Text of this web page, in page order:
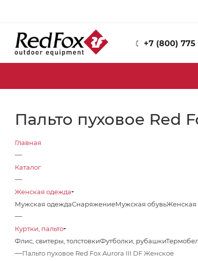
+7 (800) 775
Пальто пуховое Red
Главная
—
Каталог
—
Женская одежда
Мужская одеждаСнаряжениеМужская обувьЖенская
—
Куртки, пальто
Флис, свитеры, толстовкиФутболки, рубашки
—Пальто пуховое Red Fox Aurora III DF Женское